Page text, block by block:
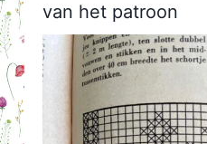
van het patroon